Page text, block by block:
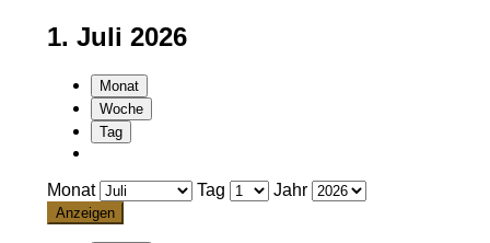
1. Juli 2026
Monat
Woche
Tag
Monat Tag Jahr